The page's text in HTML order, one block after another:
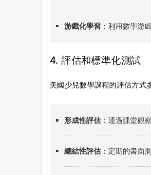
游戲化學習 ：利用數學游
4. 評估和標準化測試
美國少兒數學課程的評估方式
形成性評估：通過課堂觀
總結性評估：定期的書面